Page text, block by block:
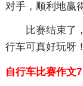
对手，顺利地赢
比赛结束了
行车可真好玩呀
自行车比赛作文7